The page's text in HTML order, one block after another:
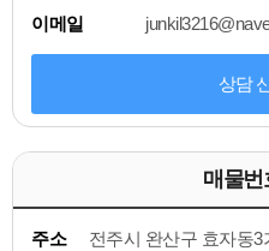
이메일
상담
매물번
주소
전주시 완산구 효자동3